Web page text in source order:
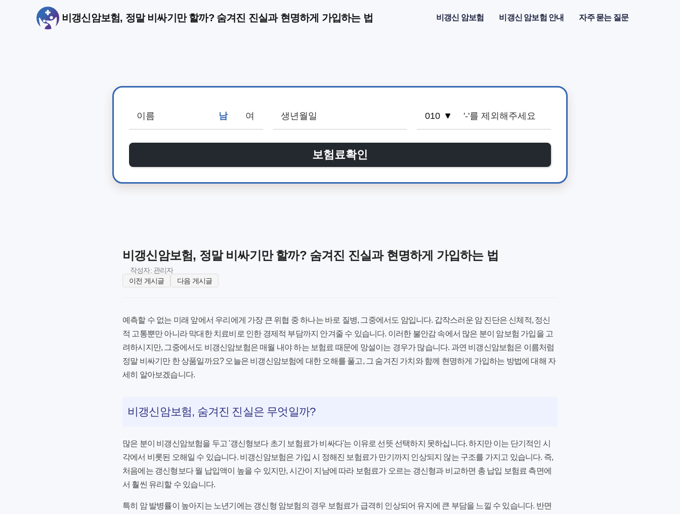
비갱신암보험, 정말 비싸기만 할까? 숨겨진 진실과 현명하게 가입하는 법 비갱신 암보험 비갱신 암보험 안내 자주 묻는 질문
남 여
보험료확인
비갱신암보험, 정말 비싸기만 할까? 숨겨진 진실과 현명하게 가입하는 법
작성자: 관리자
이전 게시글
다음 게시글
예측할 수 없는 미래 앞에서 우리에게 가장 큰 위협 중 하나는 바로 질병, 그중에서도 암입니다. 갑작스러운 암 진단은 신체적, 정신
적 고통뿐만 아니라 막대한 치료비로 인한 경제적 부담까지 안겨줄 수 있습니다. 이러한 불안감 속에서 많은 분이 암보험 가입을 고
려하시지만, 그중에서도 비갱신암보험은 매월 내야 하는 보험료 때문에 망설이는 경우가 많습니다. 과연 비갱신암보험은 이름처럼
정말 비싸기만 한 상품일까요? 오늘은 비갱신암보험에 대한 오해를 풀고, 그 숨겨진 가치와 함께 현명하게 가입하는 방법에 대해 자
세히 알아보겠습니다.
비갱신암보험, 숨겨진 진실은 무엇일까?
많은 분이 비갱신암보험을 두고 '갱신형보다 초기 보험료가 비싸다'는 이유로 선뜻 선택하지 못하십니다. 하지만 이는 단기적인 시
각에서 비롯된 오해일 수 있습니다. 비갱신암보험은 가입 시 정해진 보험료가 만기까지 인상되지 않는 구조를 가지고 있습니다. 즉,
처음에는 갱신형보다 월 납입액이 높을 수 있지만, 시간이 지남에 따라 보험료가 오르는 갱신형과 비교하면 총 납입 보험료 측면에
서 훨씬 유리할 수 있습니다.
특히 암 발병률이 높아지는 노년기에는 갱신형 암보험의 경우 보험료가 급격히 인상되어 유지에 큰 부담을 느낄 수 있습니다. 반면